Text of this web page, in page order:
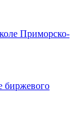
Приморско-
биржевого